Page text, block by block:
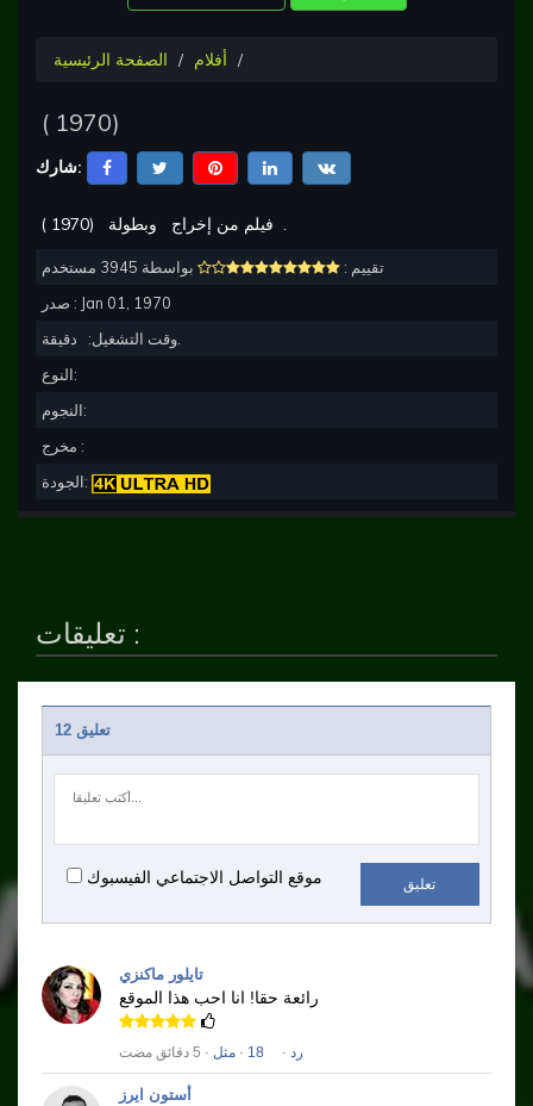
الصفحة الرئيسية أفلام
( 1970)
شارك:
( 1970) فيلم من إخراج .
تقييم :
بواسطة 3945 مستخدم
صدر : Jan 01, 1970
وقت التشغيل:
النوع:
النجوم:
مخرج :
الجودة:
تعليقات :
12 تعليق
موقع التواصل الاجتماعي الفيسبوك تعليق
تايلور ماكنزي
رائعة حقا! انا احب هذا الموقع
رد ·
18
· مثل · 5 دقائق مضت
أستون ايرز